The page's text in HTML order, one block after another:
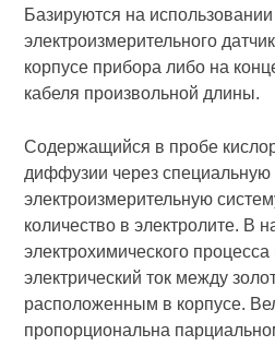
Базируются на использовании
электроизмерительного
корпусе прибора либо на
кабеля произвольной длины.
Содержащийся в пробе
диффузии через специальную
электроизмерительную
количество в электролите. В
электрохимического
электрический ток между
расположенным в корпусе.
пропорциональна